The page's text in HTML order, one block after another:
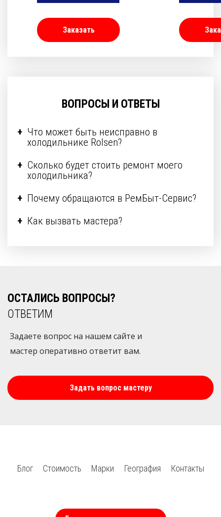
Заказать
ВОПРОСЫ И ОТВЕТЫ
Что может быть неисправно в
холодильнике Rolsen?
Сколько будет стоить ремонт моего
холодильника?
Почему обращаются в РемБыт-Сервис?
Как вызвать мастера?
ОСТАЛИСЬ ВОПРОСЫ?
ОТВЕТИМ
Задаете вопрос на нашем сайте и
мастер оперативно ответит вам.
Задать вопрос мастеру
Блог Стоимость Марки География Контакты